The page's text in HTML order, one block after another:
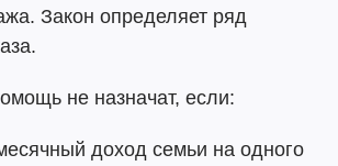
Закон определяет ряд
не назначат, если:
доход семьи на одного